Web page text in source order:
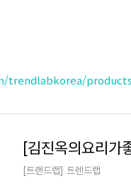
[트랜드랩] 트렌드랩